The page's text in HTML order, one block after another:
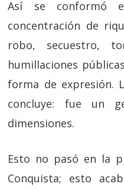
Así se conformó
concentración de
robo, secuestro,
humillaciones
forma de expresión.
concluye: fue un
dimensiones.
Esto no pasó en la
Conquista; esto